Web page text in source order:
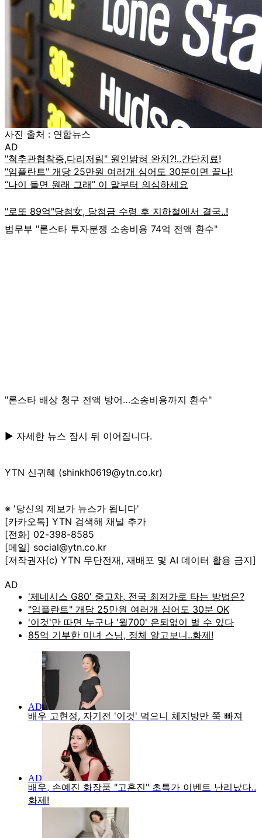
사진 출처 : 연합뉴스
AD
법무부 "론스타 투자분쟁 소송비용 74억 전액 환수"
"론스타 배상 청구 전액 방어…소송비용까지 환수"
▶ 자세한 뉴스 잠시 뒤 이어집니다.
YTN 신귀혜 (shinkh0619@ytn.co.kr)
※ '당신의 제보가 뉴스가 됩니다'
[카카오톡] YTN 검색해 채널 추가
[전화] 02-398-8585
[메일] social@ytn.co.kr
[저작권자(c) YTN 무단전재, 재배포 및 AI 데이터 활용 금지]
AD